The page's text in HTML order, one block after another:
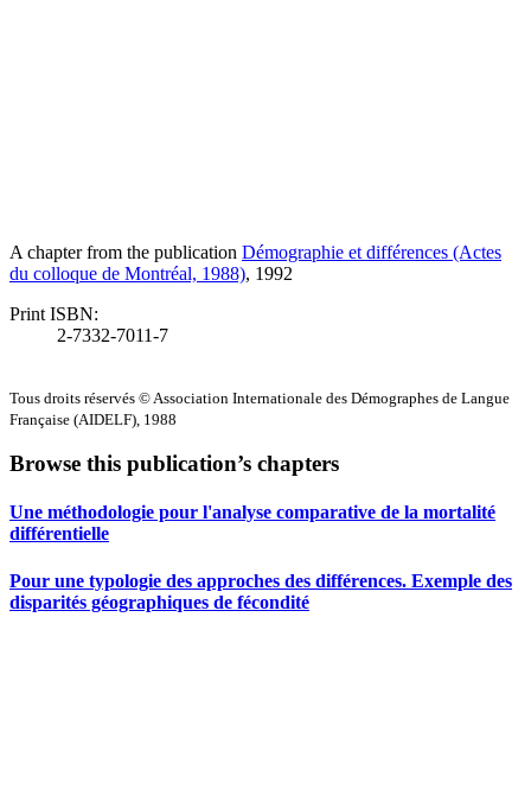
A chapter from the publication Démographie et différences (Actes
du colloque de Montréal, 1988), 1992
Print ISBN:
2-7332-7011-7
Tous droits réservés © Association Internationale des Démographes de Langue
Française (AIDELF), 1988
Browse this publication’s chapters
Une méthodologie pour l'analyse comparative de la mortalité
différentielle
Pour une typologie des approches des différences. Exemple des
disparités géographiques de fécondité